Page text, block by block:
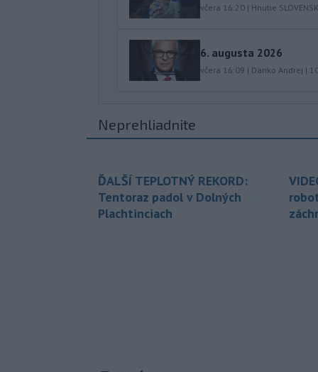
včera 16:20 | Hnutie
6. augusta 2026
včera 16:09 | Danko Andrej |
Neprehliadnite
ĎALŠÍ TEPLOTNÝ REKORD:
Tentoraz padol v Dolných
Plachtinciach